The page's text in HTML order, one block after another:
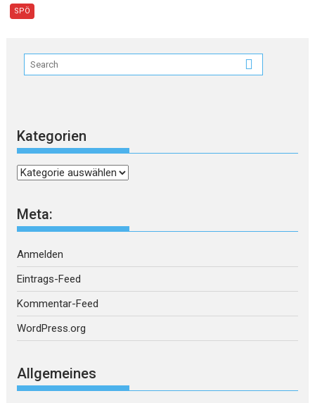
SPÖ
Kategorien
Kategorien
Meta:
Anmelden
Eintrags-Feed
Kommentar-Feed
WordPress.org
Allgemeines